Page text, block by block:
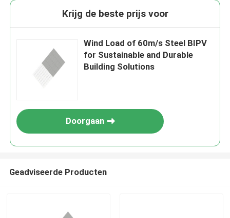
Krijg de beste prijs voor
Wind Load of 60m/s Steel BIPV
for Sustainable and Durable
Building Solutions
Doorgaan
Geadviseerde Producten